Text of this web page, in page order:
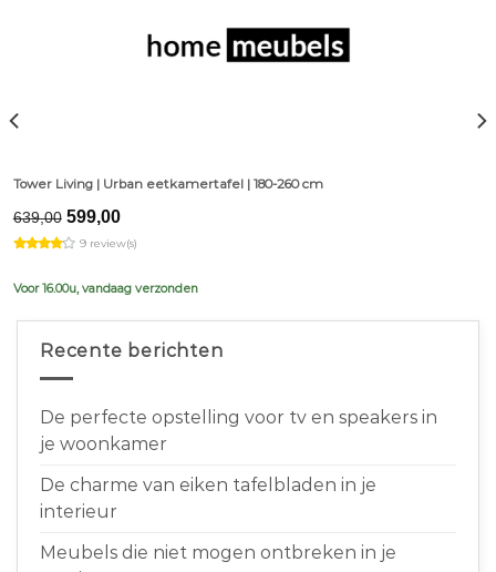
Tower Living | Urban eetkamertafel | 180-260 cm
639,00 Original
price
was:
599,00Current
is:
9 review(s)
Voor 16.00u, vandaag verzonden
Recente berichten
De perfecte opstelling voor tv en speakers in
je woonkamer
De charme van eiken tafelbladen in je
interieur
Meubels die niet mogen ontbreken in je